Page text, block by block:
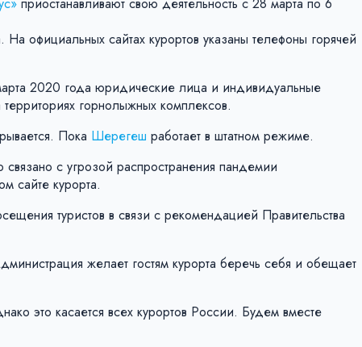
официальных сайтах курортов указаны телефоны горячей
2020 года юридические лица и индивидуальные
горнолыжных комплексов.
Пока Шерегеш работает в штатном режиме.
с угрозой распространения пандемии
сайте курорта.
туристов в связи с рекомендацией Правительства
желает гостям курорта беречь себя и обещает
это касается всех курортов России. Будем вместе